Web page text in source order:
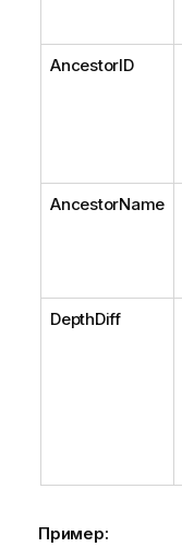
AncestorID
AncestorName
DepthDiff
Пример: